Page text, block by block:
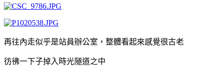
再往內走似乎是站員辦公室，整體看起來感覺很古老
彷彿一下子掉入時光隧道之中